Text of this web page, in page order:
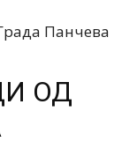
Панчева
ОД